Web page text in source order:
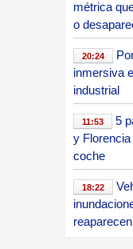
c
a
.
c
métrica
o
20:24
inmersiva
industrial
11:53
5
y
coche
18:22